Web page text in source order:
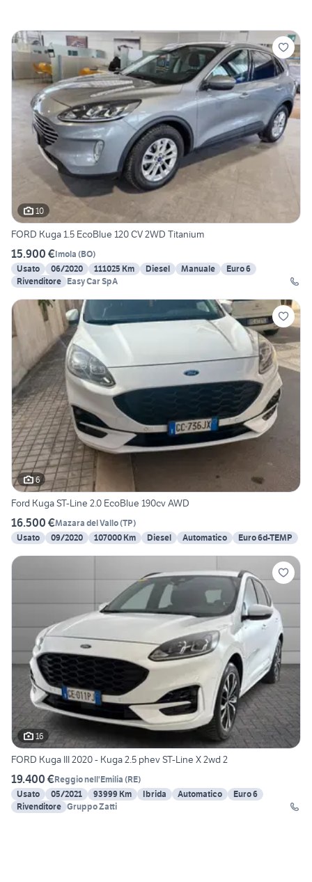
10
FORD Kuga 1.5 EcoBlue 120 CV 2WD Titanium
15.900 €Imola (BO)
Usato
06/2020 111025 Km Diesel Manuale
Euro 6
Rivenditore Easy Car SpA
6
Ford Kuga ST-Line 2.0 EcoBlue 190cv AWD
16.500 €Mazara del Vallo(TP)
Usato
09/2020 107000 Km Diesel Automatico Euro 6d-TEMP
16
FORD Kuga III 2020 - Kuga 2.5 phev ST-Line X 2wd 2
19.400 €Reggio nell'Emilia (RE)
Usato
05/2021 93999 Km Ibrida Automatico
Euro 6
Rivenditore Gruppo Zatti